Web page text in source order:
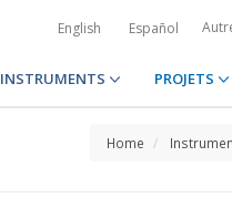
English Español
INSTRUMENTS PROJETS
Home